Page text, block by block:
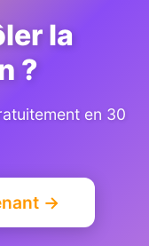
la
?
en 30
→